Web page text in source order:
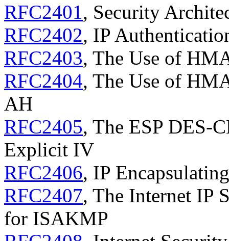
RFC2401, Security
RFC2402, IP
RFC2403, The Use of
RFC2404, The Use of
AH
RFC2405, The ESP DES-
Explicit IV
RFC2406, IP
RFC2407, The Internet IP
for ISAKMP